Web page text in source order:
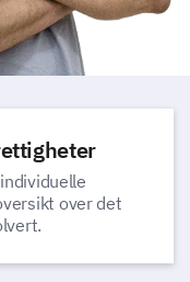
over det